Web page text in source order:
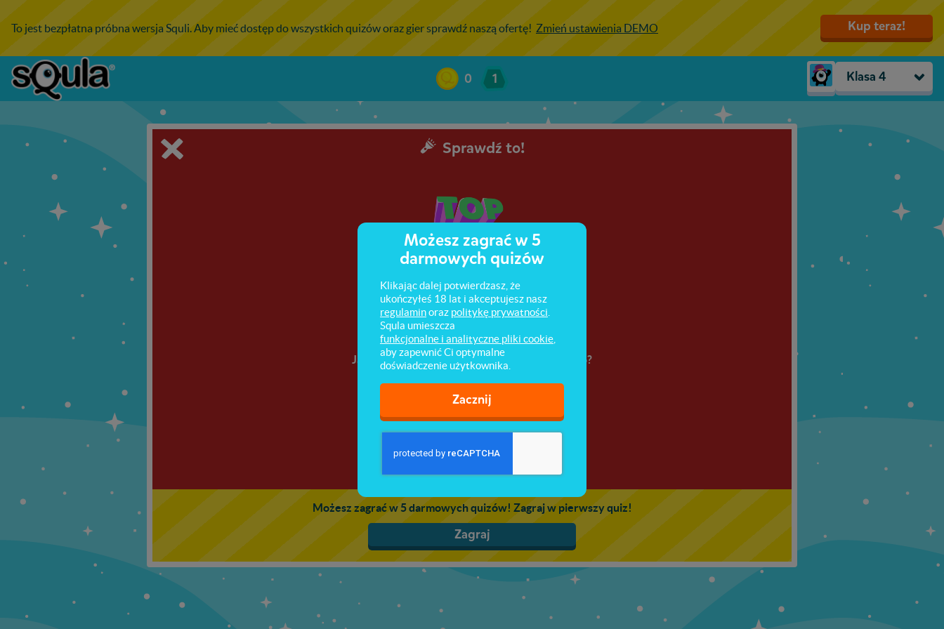
To jest bezpłatna próbna wersja Squli. Aby mieć dostęp do wszystkich quizów oraz gier sprawdź naszą ofertę! Zmień ustawienia DEMO Kup teraz!
0 1 Klasa 4
Przedszkole
Zerówka
Klasa 2
Klasa 3
Sprawdź to!
Pomarańczowe zwierzaki
Jakie znasz zwierzęta koloru pomarańczowego?
Przypomnijmy je sobie!
Możesz zagrać w 5 darmowych quizów! Zagraj w pierwszy quiz!
Zagraj
Możesz zagrać w 5
darmowych quizów
Klikając dalej potwierdzasz, że
ukończyłeś 18 lat i akceptujesz nasz
regulaminoraz politykę prywatności
Squla umieszcza
funkcjonalne i analityczne pliki cookie
aby zapewnić Ci optymalne
doświadczenie użytkownika.
Zacznij